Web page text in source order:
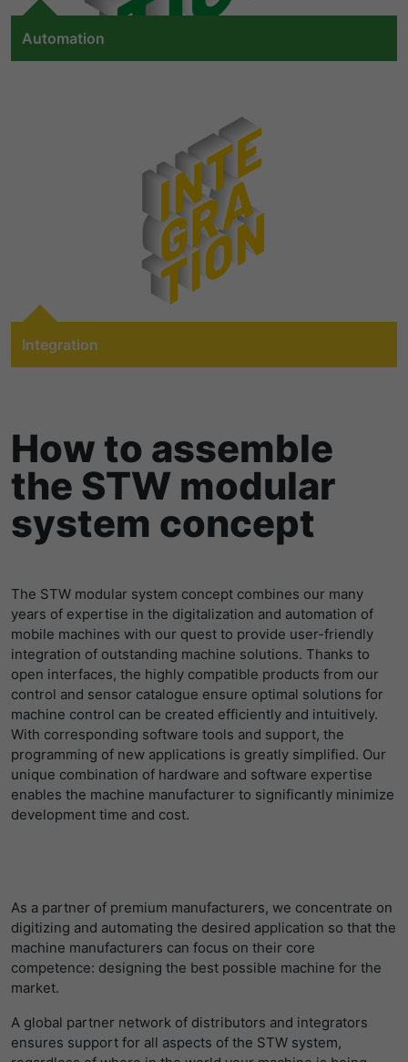
Automation
The level of automation on construction sites, in
efficiency in the work process, the trend is toward
autonomous work functions and even fully autonomous
driving and working.
Integration
With customer requirements increasing in complexity,
automation. We advise and support our customers in the
design and programming of their applications in this
increasingly important and demanding area. Our
integration expertise and experience in these fields is
the foundation of a successful cooperation.
How to assemble
the STW modular
system concept
The STW modular system concept combines our many
years of expertise in the digitalization and automation of
mobile machines with our quest to provide user-friendly
integration of outstanding machine solutions. Thanks to
open interfaces, the highly compatible products from our
control and sensor catalogue ensure optimal solutions for
machine control can be created efficiently and intuitively.
With corresponding software tools and support, the
programming of new applications is greatly simplified. Our
unique combination of hardware and software expertise
enables the machine manufacturer to significantly minimize
development time and cost.
As a partner of premium manufacturers, we concentrate on
digitizing and automating the desired application so that the
machine manufacturers can focus on their core
competence: designing the best possible machine for the
market.
A global partner network of distributors and integrators
ensures support for all aspects of the STW system,
名字
注册一个唯一的ID，用于生成访问者如何使
用网站的统计数据。
_gat_UA-139898258-1
谷歌
寿命
目的
度，并将数据收集限制在流量较高的网站
名字 _pk_id
提供者 Matomo
寿命 1 Jahr und 1 Monat
名字 _pk_ses
提供者 Matomo
寿命 1 Stunde
目的
Matomo setzt dieses Cookie, um eine
eindeutige Sitzungs-ID zu speichern, mit
der Informationen darüber gesammelt
werden, wie die Benutzer die Website
提供者 LinkedIn
wesentliche Zwecke.
LinkedIn
1 Tag
目的
Wird für die Datenweiterleitung von
einem Server an einen anderen
提供者 LinkedIn
寿命 2 Jahre
目的
Browser-ID-Cookie zur eindeutigen
Identifizierung von Geräten, die auf